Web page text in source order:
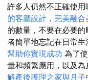
許多人仍然不正確使用
的客廳設計，完美融合
的數量，不要在必要
者簡單地忘記在日常生
幫助你實現成功 為了
量和頻繁應用，以及為
解產後護理之家與月